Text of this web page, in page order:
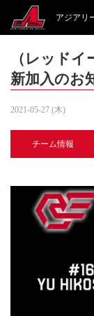
アジアリ
（レッド
新加入のお
2021-05-27 (木)
チーム情報